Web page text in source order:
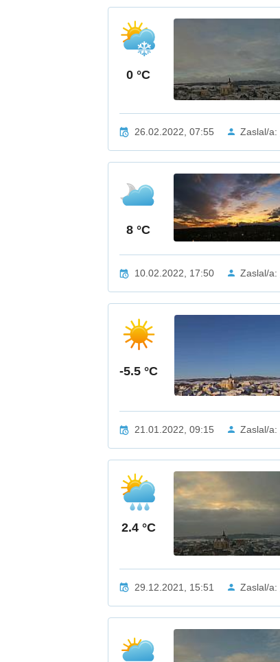
0 °C
26.02.2022, 07:55 Zaslal/a:
8 °C
10.02.2022, 17:50 Zaslal/a:
-5.5 °C
21.01.2022, 09:15 Zaslal/a:
2.4 °C
29.12.2021, 15:51 Zaslal/a: